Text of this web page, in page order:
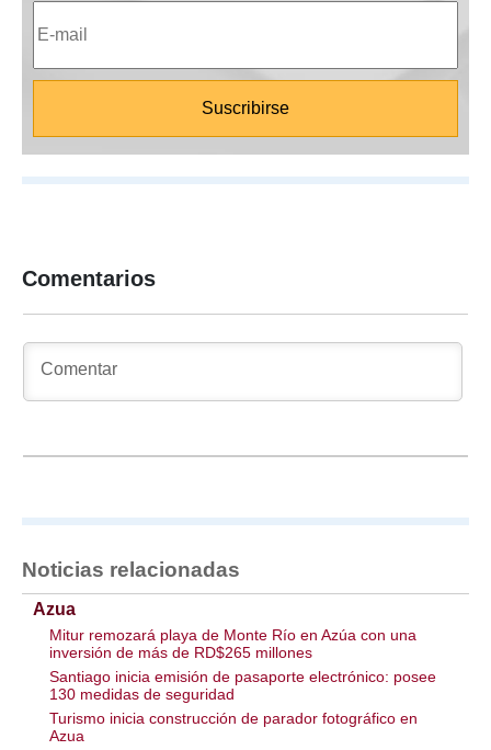
Comentarios
Noticias relacionadas
Azua
Mitur remozará playa de Monte Río en Azúa con una
inversión de más de RD$265 millones
Santiago inicia emisión de pasaporte electrónico: posee
130 medidas de seguridad
Turismo inicia construcción de parador fotográfico en
Azua